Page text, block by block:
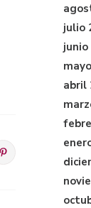
julio
junio
abril